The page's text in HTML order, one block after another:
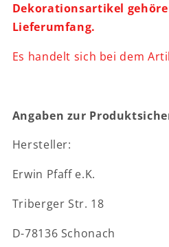
Dekorationsartikel
Lieferumfang.
Es handelt sich bei dem
Angaben zur
Hersteller:
Erwin Pfaff e.K.
Triberger Str. 18
D-78136 Schonach